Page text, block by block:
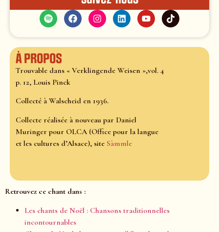
À propos
Trouvable dans « Verklingende Weisen »,vol. 4
p. 12, Louis Pinck
Collecté à Walscheid en 1936.
Collecte réalisée à nouveau par Daniel
Muringer pour OLCA (Office pour la langue
et les cultures d’Alsace), site Sàmmle
Retrouvez ce chant dans :
Les chants de Noël : Chansons traditionnelles
incontournables